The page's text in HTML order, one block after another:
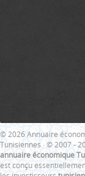
© 2026 Annuaire
Tunisiennes · © 2007 -
annuaire économique
est conçu